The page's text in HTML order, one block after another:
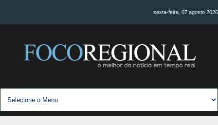
sexta-feira, 07 agosto 2026